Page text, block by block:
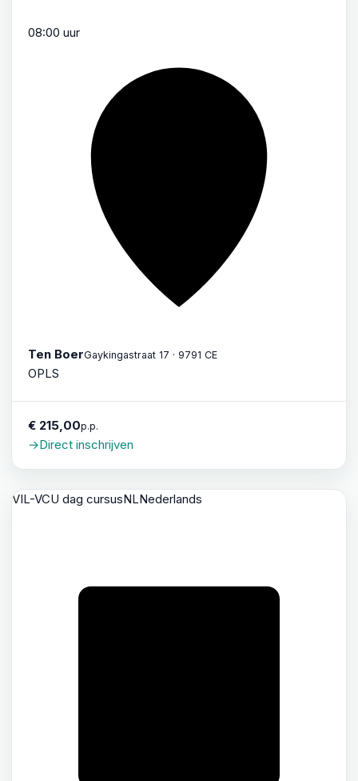
08:00 uur
Ten BoerGaykingastraat 17 · 9791 CE
OPLS
€ 215,00p.p.
→Direct inschrijven
VIL-VCU dag cursusNLNederlands